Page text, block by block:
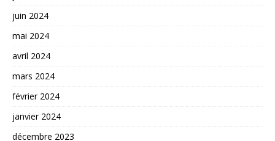
juin 2024
mai 2024
avril 2024
mars 2024
février 2024
janvier 2024
décembre 2023